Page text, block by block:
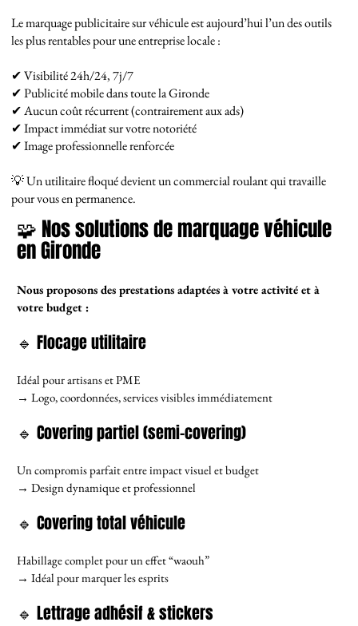
Le marquage publicitaire sur véhicule est aujourd’hui l’un des outils
les plus rentables pour une entreprise locale :
✔ Visibilité 24h/24, 7j/7
✔ Publicité mobile dans toute la Gironde
✔ Aucun coût récurrent (contrairement aux ads)
✔ Impact immédiat sur votre notoriété
✔ Image professionnelle renforcée
💡 Un utilitaire floqué devient un commercial roulant qui travaille
pour vous en permanence.
🧩 Nos solutions de marquage véhicule
en Gironde
Nous proposons des prestations adaptées à votre activité et à
votre budget :
🔹 Flocage utilitaire
Idéal pour artisans et PME
→ Logo, coordonnées, services visibles immédiatement
🔹 Covering partiel (semi-covering)
Un compromis parfait entre impact visuel et budget
→ Design dynamique et professionnel
🔹 Covering total véhicule
Habillage complet pour un effet “waouh”
→ Idéal pour marquer les esprits
🔹 Lettrage adhésif & stickers